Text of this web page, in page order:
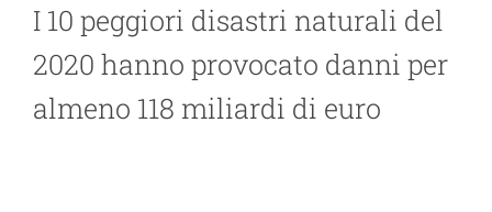
I 10 peggiori disastri naturali del
2020 hanno provocato danni per
almeno 118 miliardi di euro